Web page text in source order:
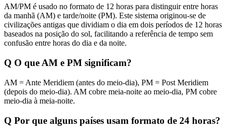
AM/PM é usado no formato de 12 horas para distinguir entre horas
da manhã (AM) e tarde/noite (PM). Este sistema originou-se de
civilizações antigas que dividiam o dia em dois períodos de 12 horas
baseados na posição do sol, facilitando a referência de tempo sem
confusão entre horas do dia e da noite.
Q O que AM e PM significam?
AM = Ante Meridiem (antes do meio-dia), PM = Post Meridiem
(depois do meio-dia). AM cobre meia-noite ao meio-dia, PM cobre
meio-dia à meia-noite.
Q Por que alguns países usam formato de 24 horas?